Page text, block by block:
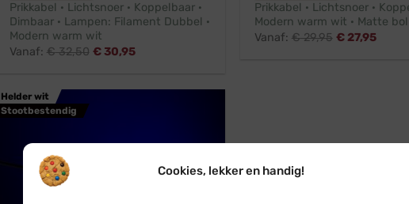
Cookies, lekker en handig!
Prikkabel · Lichtsnoer · Koppelbaar ·
Dimbaar · Lampen: Filament Dubbel ·
Modern warm wit
Vanaf: €32,50 €30,95
Prikkabel · Lichtsnoer ·
Modern warm wit · Matte bol
Vanaf: €29,95 € 27,95
Helder wit
Stootbestendig